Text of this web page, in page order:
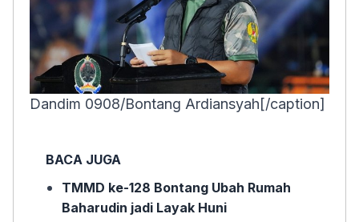
Dandim 0908/Bontang Ardiansyah[/caption]
BACA JUGA
TMMD ke-128 Bontang Ubah Rumah
Baharudin jadi Layak Huni